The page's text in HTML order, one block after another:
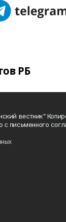
РБ
вестник"
письменного